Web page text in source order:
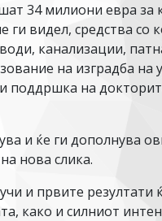
34 милиони евра за
видел, средства со
канализации,
на изградба
поддршка на
и ќе ги дополнува
нова слика.
и првите
како и силниот